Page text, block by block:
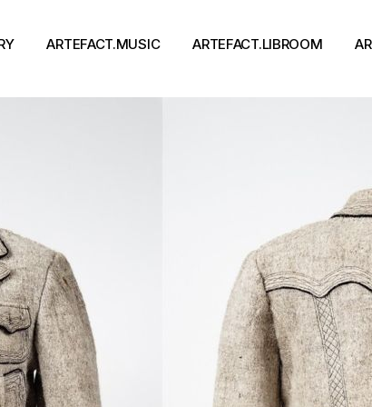
ARTEFACT.MUSIC ARTEFACT.LIBROOM